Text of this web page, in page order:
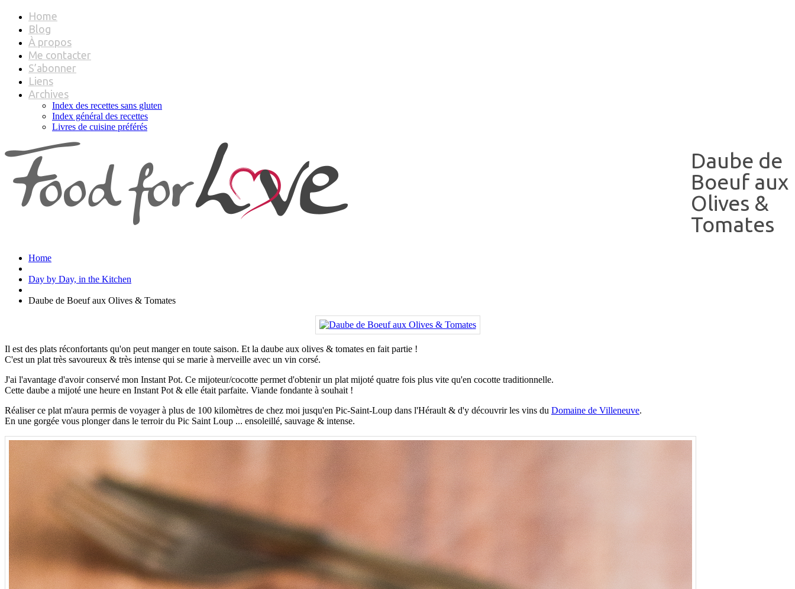
Home
Blog
À propos
Me contacter
S’abonner
Liens
Archives
Index des recettes sans gluten
Index général des recettes
Livres de cuisine préférés
Daube de
Boeuf aux
Olives &
Tomates
Home
Day by Day, in the Kitchen
Daube de Boeuf aux Olives & Tomates
Il est des plats réconfortants qu'on peut manger en toute saison. Et la daube aux olives & tomates en fait partie !
C'est un plat très savoureux & très intense qui se marie à merveille avec un vin corsé.
J'ai l'avantage d'avoir conservé mon Instant Pot. Ce mijoteur/cocotte permet d'obtenir un plat mijoté quatre fois plus vite qu'en cocotte traditionnelle.
Cette daube a mijoté une heure en Instant Pot & elle était parfaite. Viande fondante à souhait !
Réaliser ce plat m'aura permis de voyager à plus de 100 kilomètres de chez moi jusqu'en Pic-Saint-Loup dans l'Hérault & d'y découvrir les vins du Domaine de Villeneuve.
En une gorgée vous plonger dans le terroir du Pic Saint Loup ... ensoleillé, sauvage & intense.